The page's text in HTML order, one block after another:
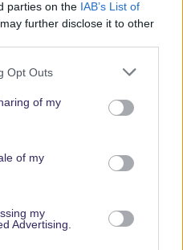
parties on the IAB’s List of
further disclose it to other
Opt Outs
of my
of my
my
Advertising.